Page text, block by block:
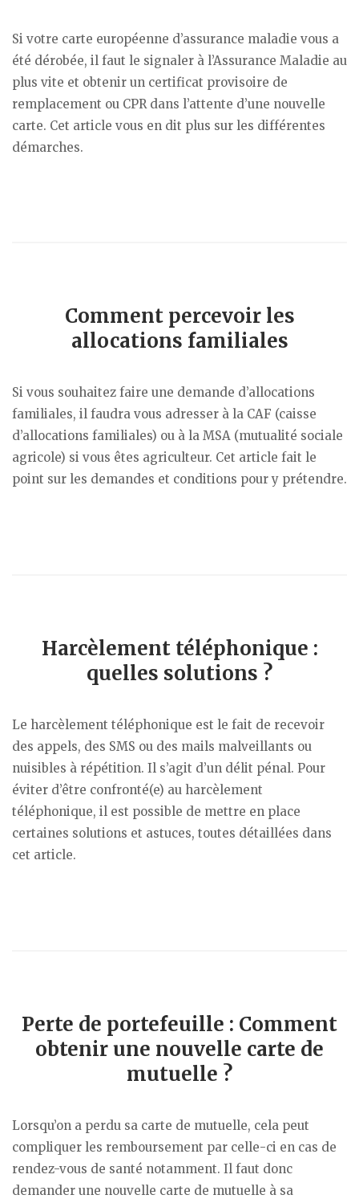
Si votre carte européenne d’assurance maladie vous a
été dérobée, il faut le signaler à l’Assurance Maladie au
plus vite et obtenir un certificat provisoire de
remplacement ou CPR dans l’attente d’une nouvelle
carte. Cet article vous en dit plus sur les différentes
démarches.
Comment percevoir les
allocations familiales
Si vous souhaitez faire une demande d’allocations
familiales, il faudra vous adresser à la CAF (caisse
d’allocations familiales) ou à la MSA (mutualité sociale
agricole) si vous êtes agriculteur. Cet article fait le
point sur les demandes et conditions pour y prétendre.
Harcèlement téléphonique :
quelles solutions ?
Le harcèlement téléphonique est le fait de recevoir
des appels, des SMS ou des mails malveillants ou
nuisibles à répétition. Il s’agit d’un délit pénal. Pour
éviter d’être confronté(e) au harcèlement
téléphonique, il est possible de mettre en place
certaines solutions et astuces, toutes détaillées dans
cet article.
Perte de portefeuille : Comment
obtenir une nouvelle carte de
mutuelle ?
Lorsqu’on a perdu sa carte de mutuelle, cela peut
compliquer les remboursement par celle-ci en cas de
rendez-vous de santé notamment. Il faut donc
demander une nouvelle carte de mutuelle à sa